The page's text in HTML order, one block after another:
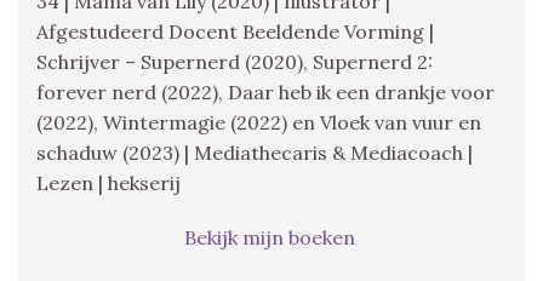
Afgestudeerd Docent Beeldende Vorming |
Schrijver – Supernerd (2020), Supernerd 2:
forever nerd (2022), Daar heb ik een drankje voor
(2022), Wintermagie (2022) en Vloek van vuur en
schaduw (2023) | Mediathecaris & Mediacoach |
Lezen | hekserij
Bekijk mijn boeken